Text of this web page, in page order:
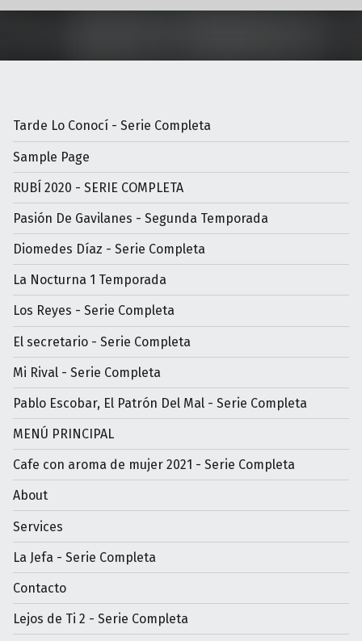
Tarde Lo Conocí - Serie Completa
Sample Page
RUBÍ 2020 - SERIE COMPLETA
Pasión De Gavilanes - Segunda Temporada
Diomedes Díaz - Serie Completa
La Nocturna 1 Temporada
Los Reyes - Serie Completa
El secretario - Serie Completa
Mi Rival - Serie Completa
Pablo Escobar, El Patrón Del Mal - Serie Completa
MENÚ PRINCIPAL
Cafe con aroma de mujer 2021 - Serie Completa
About
Services
La Jefa - Serie Completa
Contacto
Lejos de Ti 2 - Serie Completa